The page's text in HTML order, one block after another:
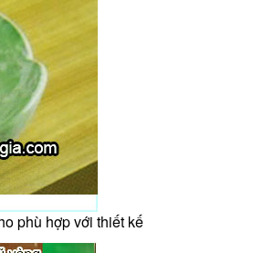
phù hợp với thiết kế